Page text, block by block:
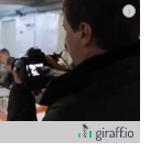
период
например,